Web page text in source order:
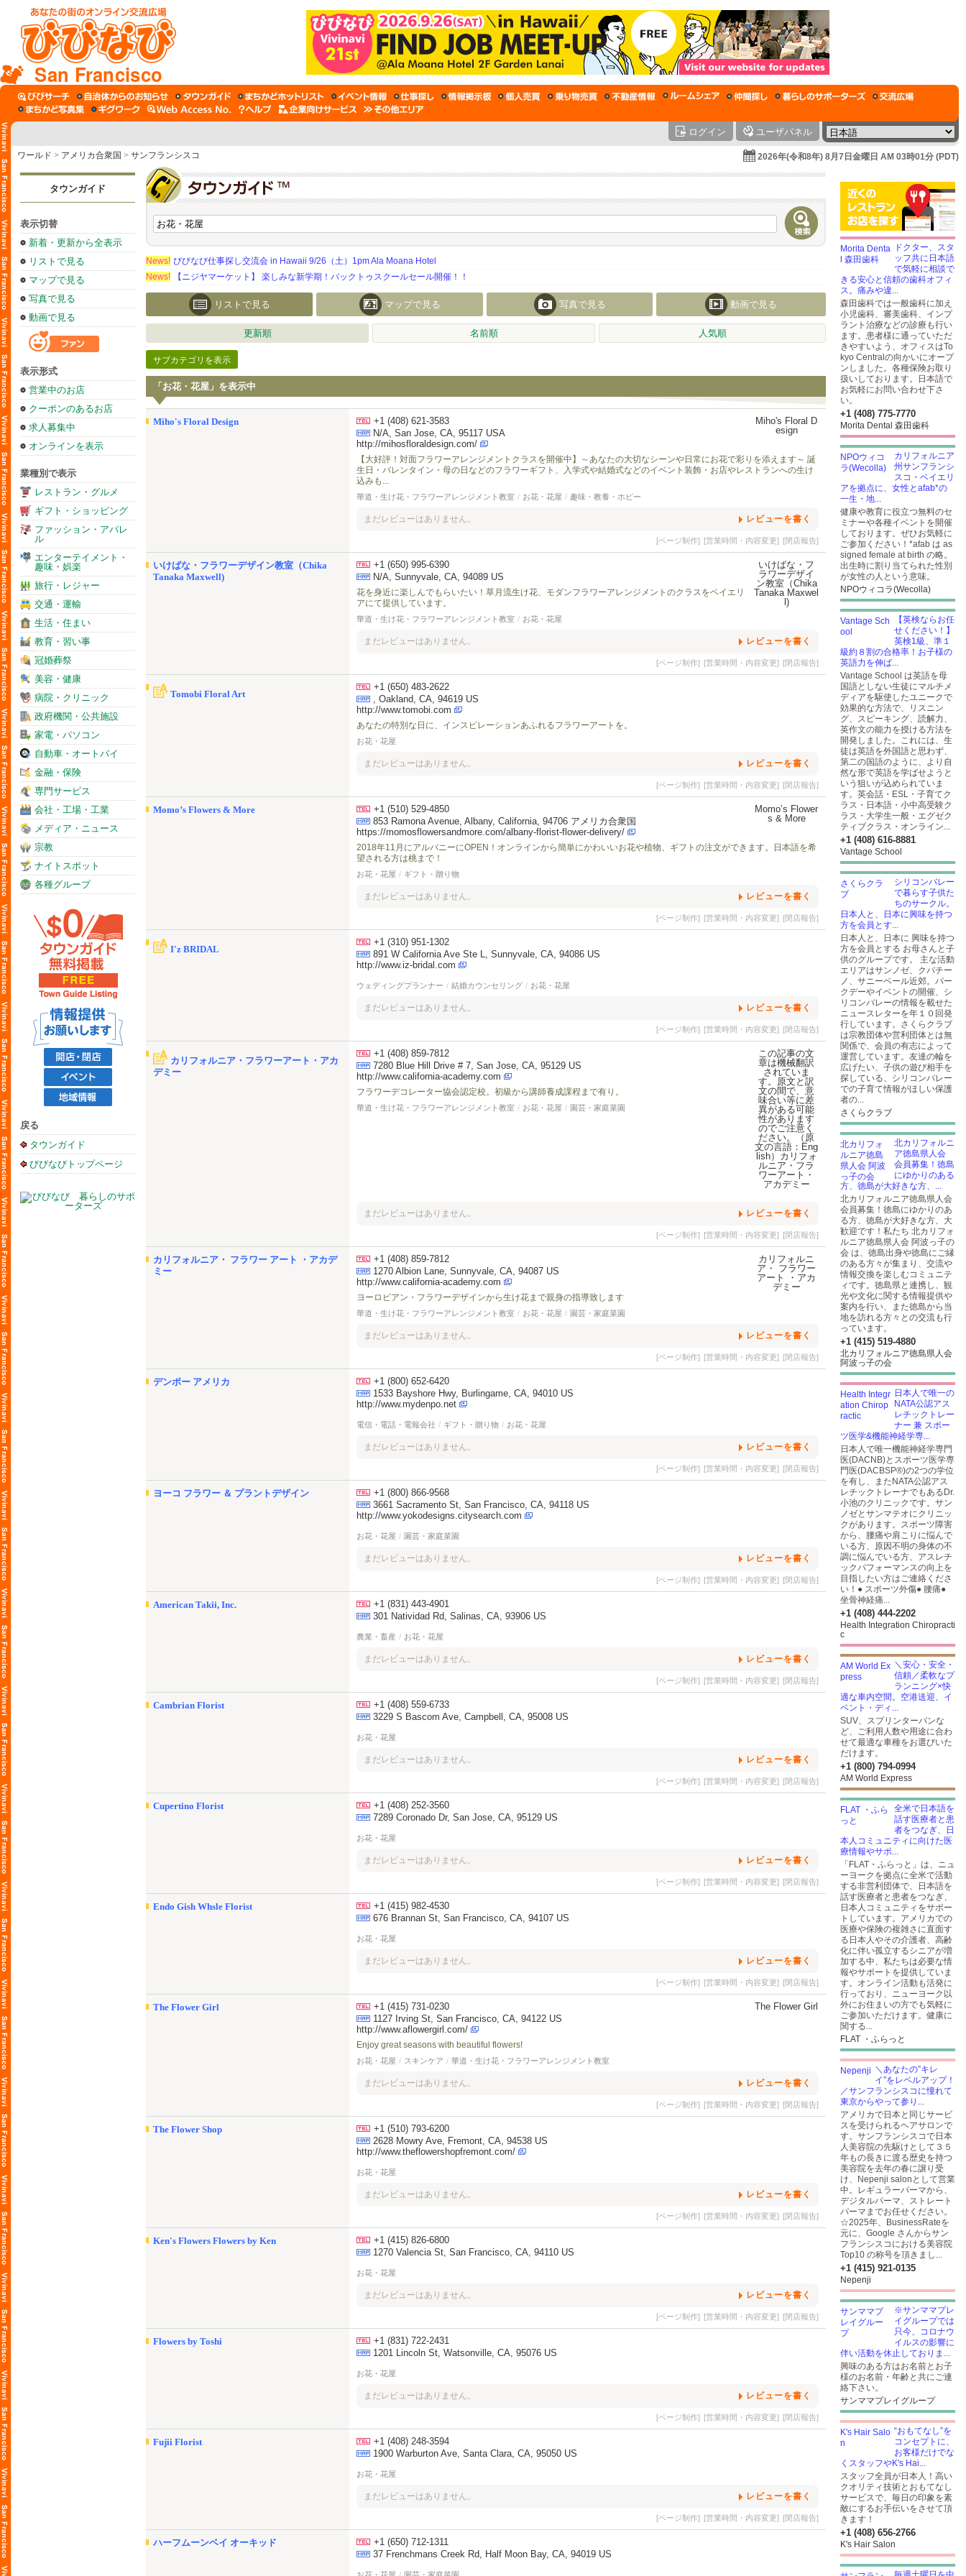
San Francisco
ログイン ユーザパネル
ワールド > アメリカ合衆国 > サンフランシスコ 2026年(令和8年) 8月7日金曜日 AM 03時01分 (PDT)
タウンガイド
表示切替
新着・更新から全表示
リストで見る
マップで見る
写真で見る
動画で見る
表示形式
営業中のお店
クーポンのあるお店
求人募集中
オンラインを表示
業種別で表示
レストラン・グルメ
ギフト・ショッピング
ファッション・アパレ
ル
エンターテイメント・
趣味・娯楽
旅行・レジャー
交通・運輸
生活・住まい
教育・習い事
冠婚葬祭
美容・健康
病院・クリニック
政府機関・公共施設
家電・パソコン
自動車・オートバイ
金融・保険
専門サービス
会社・工場・工業
メディア・ニュース
宗教
ナイトスポット
各種グループ
戻る
タウンガイド
びびなびトップページ
News! びびなび仕事探し交流会 in Hawaii 9/26（土）1pm Ala Moana Hotel
News!
【ニジヤマーケット】 楽しみな新学期！バックトゥスクールセール開催！！
リストで見る マップで見る 写真で見る 動画で見る
更新順 名前順 人気順
サブカテゴリを表示
「お花・花屋」を表示中
Miho's Floral Design
+1 (408) 621-3583
N/A, San Jose, CA, 95117 USA
http://mihosfloraldesign.com/
【大好評！対面フラワーアレンジメントクラスを開催中】～あなたの大切なシーンや日常にお花で彩りを添えます～ 誕
生日・バレンタイン・母の日などのフラワーギフト、入学式や結婚式などのイベント装飾・お店やレストランへの生け
込みも...
華道・生け花・フラワーアレンジメント教室 / お花・花屋 / 趣味・教養・ホビー
まだレビューはありません。 レビューを書く
[ページ制作] [営業時間・内容変更] [閉店報告]
いけばな・フラワーデザイン教室（Chika
Tanaka Maxwell)
+1 (650) 995-6390
N/A, Sunnyvale, CA, 94089 US
花を身近に楽しんでもらいたい！草月流生け花、モダンフラワーアレンジメントのクラスをベイエリ
アにて提供しています。
華道・生け花・フラワーアレンジメント教室 / お花・花屋
まだレビューはありません。 レビューを書く
[ページ制作] [営業時間・内容変更] [閉店報告]
Tomobi Floral Art
+1 (650) 483-2622
, Oakland, CA, 94619 US
http://www.tomobi.com
あなたの特別な日に、インスピレーションあふれるフラワーアートを。
お花・花屋
まだレビューはありません。 レビューを書く
[ページ制作] [営業時間・内容変更] [閉店報告]
Momo’s Flowers & More
+1 (510) 529-4850
853 Ramona Avenue, Albany, California, 94706 アメリカ合衆国
https://momosflowersandmore.com/albany-florist-flower-delivery/
2018年11月にアルバニーにOPEN！オンラインから簡単にかわいいお花や植物、ギフトの注文ができます。日本語を希
望される方は桃まで！
お花・花屋 / ギフト・贈り物
まだレビューはありません。 レビューを書く
[ページ制作] [営業時間・内容変更] [閉店報告]
I'z BRIDAL
+1 (310) 951-1302
891 W California Ave Ste L, Sunnyvale, CA, 94086 US
http://www.iz-bridal.com
ウェディングプランナー / 結婚カウンセリング / お花・花屋
まだレビューはありません。 レビューを書く
[ページ制作] [営業時間・内容変更] [閉店報告]
カリフォルニア・フラワーアート・アカ
デミー
+1 (408) 859-7812
7280 Blue Hill Drive # 7, San Jose, CA, 95129 US
http://www.california-academy.com
フラワーデコレーター協会認定校。初級から講師養成課程まで有り。
華道・生け花・フラワーアレンジメント教室 / お花・花屋 / 園芸・家庭菜園
まだレビューはありません。 レビューを書く
[ページ制作] [営業時間・内容変更] [閉店報告]
カリフォルニア・ フラワー アート ・アカデ
ミー
+1 (408) 859-7812
1270 Albion Lane, Sunnyvale, CA, 94087 US
http://www.california-academy.com
ヨーロピアン・フラワーデザインから生け花まで親身の指導致します
華道・生け花・フラワーアレンジメント教室 / お花・花屋 / 園芸・家庭菜園
まだレビューはありません。 レビューを書く
[ページ制作] [営業時間・内容変更] [閉店報告]
デンポー アメリカ
+1 (800) 652-6420
1533 Bayshore Hwy, Burlingame, CA, 94010 US
http://www.mydenpo.net
電信・電話・電報会社 / ギフト・贈り物 / お花・花屋
まだレビューはありません。 レビューを書く
[ページ制作] [営業時間・内容変更] [閉店報告]
ヨーコ フラワー ＆ プラントデザイン
+1 (800) 866-9568
3661 Sacramento St, San Francisco, CA, 94118 US
http://www.yokodesigns.citysearch.com
お花・花屋 / 園芸・家庭菜園
まだレビューはありません。 レビューを書く
[ページ制作] [営業時間・内容変更] [閉店報告]
American Takii, Inc.
+1 (831) 443-4901
301 Natividad Rd, Salinas, CA, 93906 US
農業・畜産 / お花・花屋
まだレビューはありません。 レビューを書く
[ページ制作] [営業時間・内容変更] [閉店報告]
Cambrian Florist
+1 (408) 559-6733
3229 S Bascom Ave, Campbell, CA, 95008 US
お花・花屋
まだレビューはありません。 レビューを書く
[ページ制作] [営業時間・内容変更] [閉店報告]
Cupertino Florist
+1 (408) 252-3560
7289 Coronado Dr, San Jose, CA, 95129 US
お花・花屋
まだレビューはありません。 レビューを書く
[ページ制作] [営業時間・内容変更] [閉店報告]
Endo Gish Whsle Florist
+1 (415) 982-4530
676 Brannan St, San Francisco, CA, 94107 US
お花・花屋
まだレビューはありません。 レビューを書く
[ページ制作] [営業時間・内容変更] [閉店報告]
The Flower Girl
+1 (415) 731-0230
1127 Irving St, San Francisco, CA, 94122 US
http://www.aflowergirl.com/
Enjoy great seasons with beautiful flowers!
お花・花屋 / スキンケア / 華道・生け花・フラワーアレンジメント教室
まだレビューはありません。 レビューを書く
[ページ制作] [営業時間・内容変更] [閉店報告]
The Flower Shop
+1 (510) 793-6200
2628 Mowry Ave, Fremont, CA, 94538 US
http://www.theflowershopfremont.com/
お花・花屋
まだレビューはありません。 レビューを書く
[ページ制作] [営業時間・内容変更] [閉店報告]
Ken's Flowers Flowers by Ken
+1 (415) 826-6800
1270 Valencia St, San Francisco, CA, 94110 US
お花・花屋
まだレビューはありません。 レビューを書く
[ページ制作] [営業時間・内容変更] [閉店報告]
Flowers by Toshi
+1 (831) 722-2431
1201 Lincoln St, Watsonville, CA, 95076 US
お花・花屋
まだレビューはありません。 レビューを書く
[ページ制作] [営業時間・内容変更] [閉店報告]
Fujii Florist
+1 (408) 248-3594
1900 Warburton Ave, Santa Clara, CA, 95050 US
お花・花屋
まだレビューはありません。 レビューを書く
[ページ制作] [営業時間・内容変更] [閉店報告]
ハーフムーンベイ オーキッド
+1 (650) 712-1311
37 Frenchmans Creek Rd, Half Moon Bay, CA, 94019 US
ドクター、スタ
ッフ共に日本語
で気軽に相談で
きる安心と信頼の歯科オフィ
ス。痛みや違...
森田歯科では一般歯科に加え
小児歯科、審美歯科、インプ
ラント治療などの診療も行い
ます。患者様に通っていただ
きやすいよう、オフィスはTo
kyo Centralの向かいにオープ
ンしました。各種保険お取り
扱いしております。日本語で
お気軽にお問い合わせ下さ
い。
+1 (408) 775-7770
Morita Dental 森田歯科
カリフォルニア
州サンフランシ
スコ・ベイエリ
アを拠点に、女性とafab*の
一生・地...
健康や教育に役立つ無料のセ
ミナーや各種イベントを開催
しております。ぜひお気軽に
ご参加ください！*afab は as
signed female at birth の略。
出生時に割り当てられた性別
が女性の人という意味。
NPOウィコラ(Wecolla)
【英検ならお任
せください！】
英検1級、準１
級約８割の合格率！お子様の
英語力を伸ば...
Vantage School は英語を母
国語としない生徒にマルチメ
ディアを駆使したユニークで
効果的な方法で、リスニン
グ、スピーキング、読解力、
英作文の能力を授ける方法を
開発しました。これには、生
徒は英語を外国語と思わず、
第二の国語のように、より自
然な形で英語を学ばせようと
いう狙いが込められていま
す。英会話・ESL・子育てク
ラス・日本語・小中高受験ク
ラス・大学生一般・エグゼク
ティブクラス・オンライン...
+1 (408) 616-8881
Vantage School
シリコンバレー
で暮らす子供た
ちのサークル。
日本人と、日本に興味を持つ
方を会員とす...
日本人と、日本に 興味を持つ
方を会員とする お母さんと子
供のグループです。 主な活動
エリアはサンノゼ、クパチー
ノ、サニーベール近郊。パー
クデーやイベントの開催、シ
リコンバレーの情報を載せた
ニュースレターを年１０回発
行しています。さくらクラブ
は宗教団体や営利団体とは無
関係で、会員の有志によって
運営しています。友達の輪を
広げたい、子供の遊び相手を
探している、シリコンバレー
での子育て情報がほしい保護
者の...
さくらクラブ
北カリフォルニ
ア徳島県人会
会員募集！徳島
にゆかりのある
方、徳島が大好きな方、...
北カリフォルニア徳島県人会
会員募集！徳島にゆかりのあ
る方、徳島が大好きな方、大
歓迎です！私たち 北カリフォ
ルニア徳島県人会 阿波っ子の
会 は、徳島出身や徳島にご縁
のある方々が集まり、交流や
情報交換を楽しむコミュニテ
ィです。徳島県と連携し、観
光や文化に関する情報提供や
案内を行い、また徳島から当
地を訪れる方々との交流も行
っています。
+1 (415) 519-4880
北カリフォルニア徳島県人会
阿波っ子の会
日本人で唯一の
NATA公認アス
レチックトレー
ナー 兼 スポー
ツ医学&機能神経学専...
日本人で唯一機能神経学専門
医(DACNB)とスポーツ医学専
門医(DACBSP®)の2つの学位
を有し、またNATA公認アス
レチックトレーナでもあるDr.
小池のクリニックです。サン
ノゼとサンマテオにクリニッ
クがあります。スポーツ障害
から、腰痛や肩こりに悩んで
いる方、原因不明の身体の不
調に悩んでいる方、アスレチ
ックパフォーマンスの向上を
目指したい方はご連絡くださ
い！● スポーツ外傷● 腰痛●
坐骨神経痛...
+1 (408) 444-2202
Health Integration Chiropracti
c
＼安心・安全・
信頼／柔軟なプ
ランニング×快
適な車内空間。空港送迎、イ
ベント・ディ...
SUV、スプリンターバンな
ど、ご利用人数や用途に合わ
せて最適な車種をお選びいた
だけます。
+1 (800) 794-0994
AM World Express
全米で日本語を
話す医療者と患
者をつなぎ、日
本人コミュニティに向けた医
療情報やサポ...
「FLAT・ふらっと」は、ニュ
ーヨークを拠点に全米で活動
する非営利団体で、日本語を
話す医療者と患者をつなぎ、
日本人コミュニティをサポー
トしています。アメリカでの
医療や保険の複雑さに直面す
る日本人やその介護者、高齢
化に伴い孤立するシニアが増
加する中、私たちは必要な情
報やサポートを提供していま
す。オンライン活動も活発に
行っており、ニューヨーク以
外にお住まいの方でも気軽に
ご参加いただけます。健康に
関する...
FLAT ・ふらっと
＼あなたの”キレ
イ”をレベルアップ！
／サンフランシスコに憧れて
東京からやって参り...
アメリカで日本と同じサービ
スを受けられるヘアサロンで
す。サンフランシスコで日本
人美容院の先駆けとして３５
年もの長きに渡る歴史を持つ
美容院を去年の春に譲り受
け、Nepenji salonとして営業
中。レギュラーパーマから、
デジタルパーマ、ストレート
パーマまでお任せください。
☆2025年、BusinessRateを
元に、Google さんからサン
フランシスコにおける美容院
Top10 の称号を頂きまし...
+1 (415) 921-0135
Nepenji
※サンママプレ
イグループでは
只今、コロナウ
イルスの影響に
伴い活動を休止しておりま...
興味のある方はお名前とお子
様のお名前・年齢と共にご連
絡下さい。
サンママプレイグループ
“おもてなし”を
コンセプトに、
お客様だけでな
くスタッフやK's Hai...
スタッフ全員が日本人！高い
クオリティ技術とおもてなし
サービスで、毎日の印象を素
敵にするお手伝いをさせて頂
きます！
+1 (408) 656-2766
K's Hair Salon